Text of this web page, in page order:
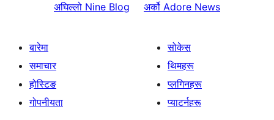
अघिल्लो Nine Blog अर्को Adore News
बारेमा
समाचार
होस्टिङ
गोपनीयता
सोकेस
थिमहरू
प्लगिनहरू
प्याटर्नहरू